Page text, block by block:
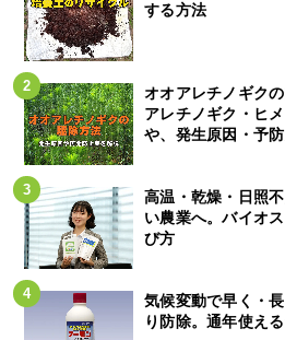
する方法
オオアレチノギク
アレチノギク・ヒ
や、発生原因・予
高温・乾燥・日照
い農業へ。バイオ
び方
気候変動で早く・
り防除。通年使え